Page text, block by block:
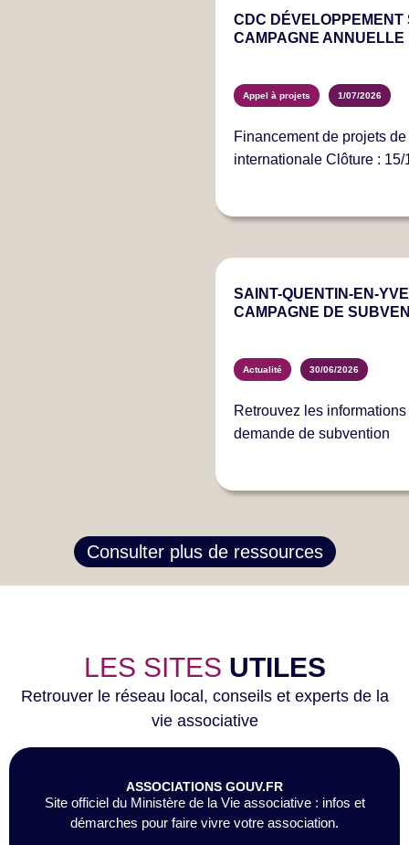
CDC DÉVELOPPEMENT
CAMPAGNE
Appel à projets 1/07/2026
Financement de projets
internationale Clôture : 15/
SAINT-QUENTIN-EN-
CAMPAGNE DE
Actualité 30/06/2026
Retrouvez les
demande de subvention
Consulter plus de ressources
LES SITES UTILES
Retrouver le réseau local, conseils et experts de la
vie associative
ASSOCIATIONS GOUV.FR
Site officiel du Ministère de la Vie associative : infos et
démarches pour faire vivre votre association.